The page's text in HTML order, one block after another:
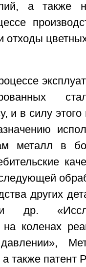
а также
отходы
и в силу
металл в
других
на коленах
а также